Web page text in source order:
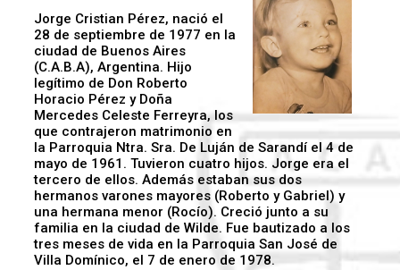
Jorge Cristian Pérez, nació el
28 de septiembre de 1977 en la
ciudad de Buenos Aires
(C.A.B.A), Argentina. Hijo
legítimo de Don Roberto
Horacio Pérez y Doña
Mercedes Celeste Ferreyra, los
que contrajeron matrimonio en
la Parroquia Ntra. Sra. De Luján de Sarandí el 4 de
mayo de 1961. Tuvieron cuatro hijos. Jorge era el
tercero de ellos. Además estaban sus dos
hermanos varones mayores (Roberto y Gabriel) y
una hermana menor (Rocío). Creció junto a su
familia en la ciudad de Wilde. Fue bautizado a los
tres meses de vida en la Parroquia San José de
Villa Domínico, el 7 de enero de 1978.